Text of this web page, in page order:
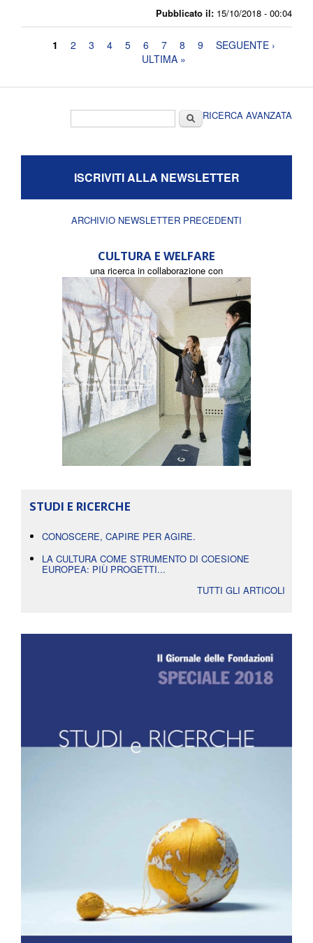
Pubblicato il: 15/10/2018 - 00:04
Pagine
1 2 3 4 5 6 7 8 9
SEGUENTE ›
ULTIMA »
CercaRICERCA AVANZATA
ISCRIVITI ALLA NEWSLETTER
ARCHIVIO NEWSLETTER PRECEDENTI
CULTURA E WELFARE
una ricerca in collaborazione con
STUDI E RICERCHE
CONOSCERE, CAPIRE PER AGIRE.
LA CULTURA COME STRUMENTO DI COESIONE
EUROPEA: PIÙ PROGETTI...
TUTTI GLI ARTICOLI